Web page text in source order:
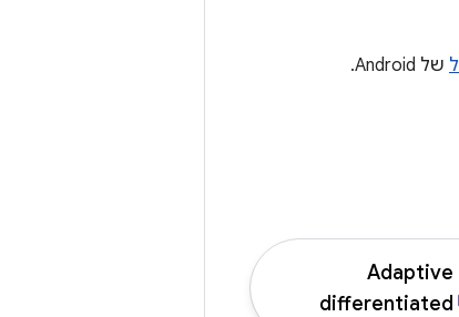
של Android.
Adaptive
differentiated